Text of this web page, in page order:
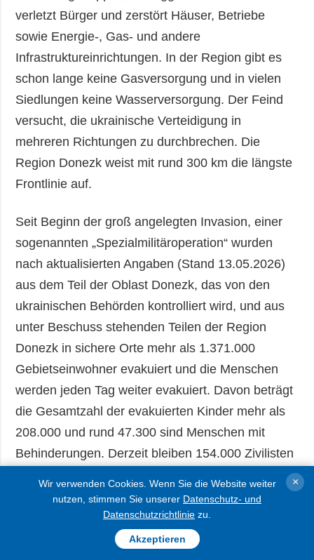
verletzt Bürger und zerstört Häuser, Betriebe
sowie Energie-, Gas- und andere
Infrastruktureinrichtungen. In der Region gibt es
schon lange keine Gasversorgung und in vielen
Siedlungen keine Wasserversorgung. Der Feind
versucht, die ukrainische Verteidigung in
mehreren Richtungen zu durchbrechen. Die
Region Donezk weist mit rund 300 km die längste
Frontlinie auf.
Seit Beginn der groß angelegten Invasion, einer
sogenannten „Spezialmilitäroperation“ wurden
nach aktualisierten Angaben (Stand 13.05.2026)
aus dem Teil der Oblast Donezk, das von den
ukrainischen Behörden kontrolliert wird, und aus
unter Beschuss stehenden Teilen der Region
Donezk in sichere Orte mehr als 1.371.000
Gebietseinwohner evakuiert und die Menschen
werden jeden Tag weiter evakuiert. Davon beträgt
die Gesamtzahl der evakuierten Kinder mehr als
208.000 und rund 47.300 sind Menschen mit
Behinderungen. Derzeit bleiben 154.000 Zivilisten
kontrollierten Region, 8.800 von ihnen sind Kinder.
In der Region Donezk (es sind 20 Gemeinden)
Wir verwenden Cookies. Wenn Sie die Website weiter
nutzen, stimmen Sie unserer Datenschutz- und
Datenschutzrichtlinie zu.
Akzeptieren
×